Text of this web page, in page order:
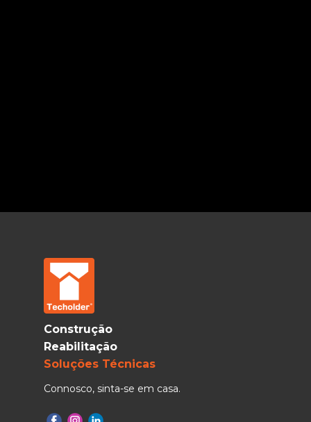
Construção
Reabilitação
Soluções Técnicas
Connosco, sinta-se em casa.